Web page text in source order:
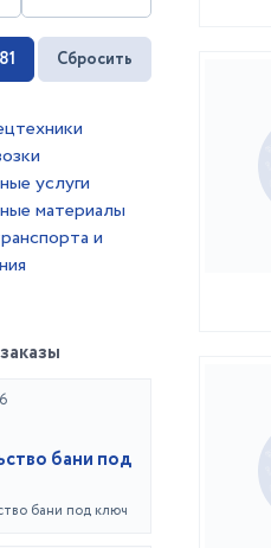
Сбросить
услуги
материалы
и
бани под
бани под ключ